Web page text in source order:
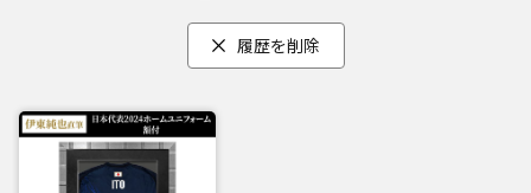
履歴を削除